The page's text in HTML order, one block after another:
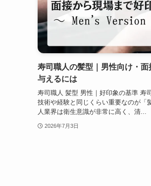
寿司職人の髪型｜男性向け・
与えるには
寿司職人 髪型 男性｜好印象の基準 寿
技術や経験と同じくらい重要なのが「
人業界は衛生意識が非常に高く、清...
2026年7月3日